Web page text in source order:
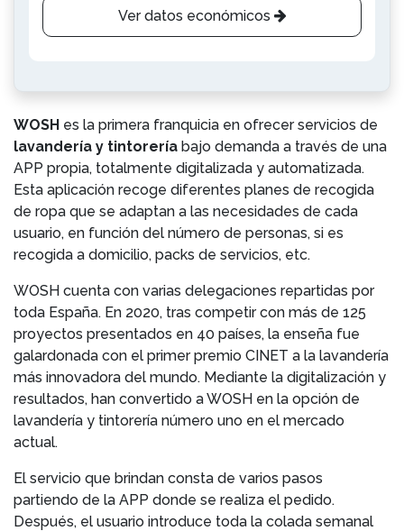
Ver datos económicos
WOSH es la primera franquicia en ofrecer servicios de
lavandería y tintorería bajo demanda a través de una
APP propia, totalmente digitalizada y automatizada.
Esta aplicación recoge diferentes planes de recogida
de ropa que se adaptan a las necesidades de cada
usuario, en función del número de personas, si es
recogida a domicilio, packs de servicios, etc.
WOSH cuenta con varias delegaciones repartidas por
toda España. En 2020, tras competir con más de 125
proyectos presentados en 40 países, la enseña fue
galardonada con el primer premio CINET a la lavandería
más innovadora del mundo. Mediante la digitalización y
resultados, han convertido a WOSH en la opción de
lavandería y tintorería número uno en el mercado
actual.
El servicio que brindan consta de varios pasos
partiendo de la APP donde se realiza el pedido.
Después, el usuario introduce toda la colada semanal